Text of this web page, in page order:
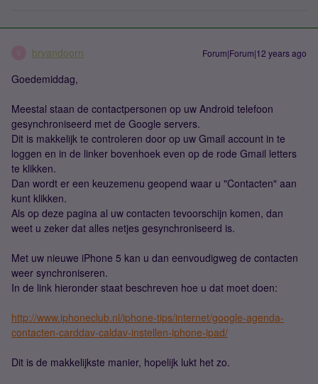
brvandoorn Forum|Forum|12 years ago
Goedemiddag,
Meestal staan de contactpersonen op uw Android telefoon
gesynchroniseerd met de Google servers.
Dit is makkelijk te controleren door op uw Gmail account in te
loggen en in de linker bovenhoek even op de rode Gmail letters
te klikken.
Dan wordt er een keuzemenu geopend waar u "Contacten" aan
kunt klikken.
Als op deze pagina al uw contacten tevoorschijn komen, dan
weet u zeker dat alles netjes gesynchroniseerd is.
Met uw nieuwe iPhone 5 kan u dan eenvoudigweg de contacten
weer synchroniseren.
In de link hieronder staat beschreven hoe u dat moet doen:
http://www.iphoneclub.nl/iphone-tips/internet/google-agenda-
contacten-carddav-caldav-instellen-iphone-ipad/
Dit is de makkelijkste manier, hopelijk lukt het zo.